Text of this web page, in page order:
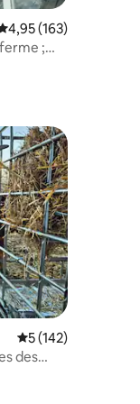
moyenne
4,95 (163)
;
appréciés
Évaluation
5 (142)
des